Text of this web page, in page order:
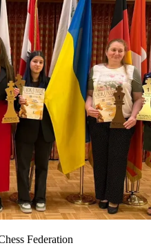
Federation